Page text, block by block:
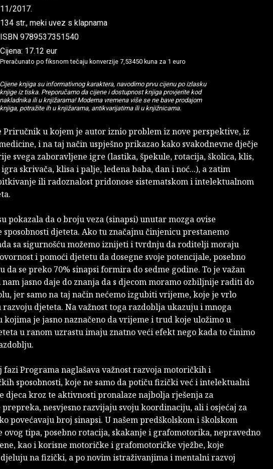
11/2017.
134 str., meki uvez s klapnama
ISBN 9789537351540
Cijena: 17.12 eur
Preračunato po fiksnom tečaju konverzije 7,53450 kuna za 1 euro
Cijene knjiga su informativnog karaktera, navodimo prvu cijenu po izlasku
knjige iz tiska. Preporučamo da cijene i dostupnost knjiga provjerite kod
nakladnika ili u knjižarama! Moderna vremena više se ne bave prodajom
knjiga, potražite ih u knjižarama, antikvarijatima ili u knjižnicama.
Priručnik u kojem je autor iznio problem iz nove perspektive, iz
i na taj način uspješno prikazao kako svakodnevne dječje
svega zaboravljene igre (lastika, špekule, rotacija, školica, klis,
skrivača, klisa i palje, ledena baba, dan i noć...), a zatim
ili radoznalost pridonose sistematskom i intelektualnom
pokazala da o broju veza (sinapsi) unutar mozga ovise
djeteta. Ako tu značajnu činjenicu prestanemo
sa sigurnošću možemo iznijeti i tvrdnju da roditelji moraju
i pomoći djetetu da dosegne svoje potencijale, posebno
da se preko 70% sinapsi formira do sedme godine. To je važan
jasno daje do znanja da s djecom moramo ozbiljnije raditi do
jer samo na taj način nećemo izgubiti vrijeme, koje je vrlo
razvoju djeteta. Na važnost toga razdoblja ukazuju i mnoga
kojima je jasno naznačeno da vrijeme i trud koje uložimo u
u ranom uzrastu imaju znatno veći efekt nego kada to činimo
Programa naglašava važnost razvoja motoričkih i
sposobnosti, koje ne samo da potiču fizički već i intelektualni
djeca kroz te aktivnosti pronalaze najbolja rješenja za
prepreka, nesvjesno razvijaju svoju koordinaciju, ali i osjećaj za
povećavaju broj sinapsi. U našem predškolskom i školskom
ovog tipa, posebno rotacija, skakanje i grafomotorika, nepravedno
kao i korisne motoričke i grafomotoričke vježbe, koje
na fizički, a po novim istraživanjima i mentalni razvoj